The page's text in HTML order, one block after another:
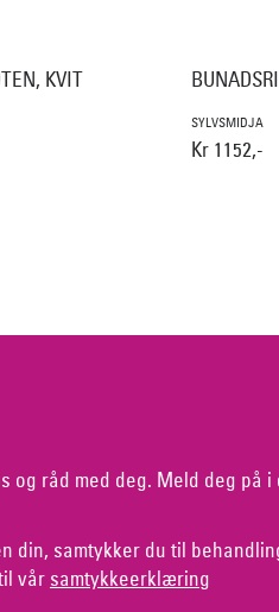
KVIT
SYLVSMIDJA
Kr 1152,-
og råd med deg. Meld deg på
din, samtykker du til
vår samtykkeerklæring